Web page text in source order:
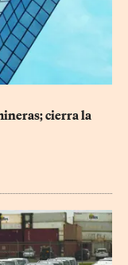
cierra la